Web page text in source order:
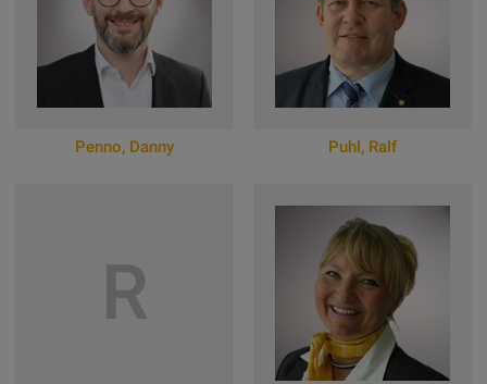
Penno, Danny
Zum Online-Profil
Puhl, Ralf
R